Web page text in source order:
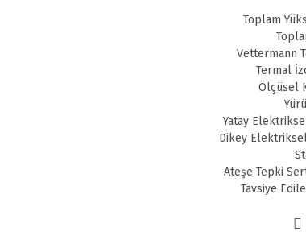
Toplam
Vettermann
Termal
Ölçüsel
Yatay
Dikey Elektriksel
Ateşe Tepki
Tavsiye